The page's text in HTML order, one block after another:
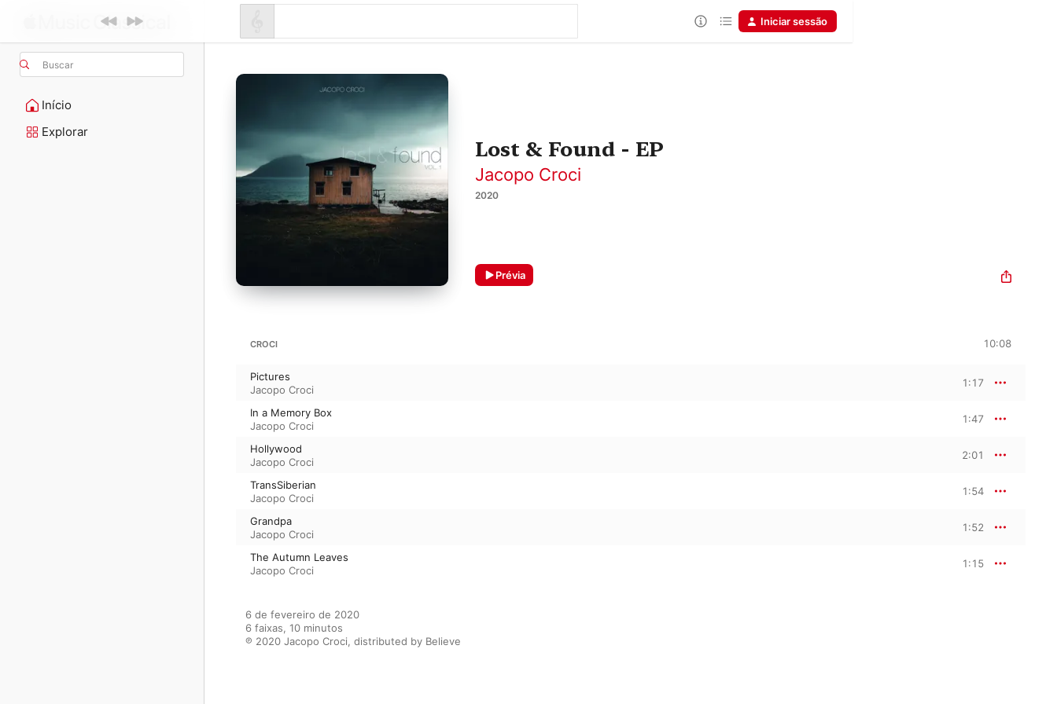
Buscar
Início
Explorar
Iniciar sessão
Lost & Found - EP
Jacopo Croci
2020
Prévia
CROCI 10:08
Pictures
Jacopo Croci
1:17
In a Memory Box
Jacopo Croci
1:47
Hollywood
Jacopo Croci
2:01
TransSiberian
Jacopo Croci
1:54
Grandpa
Jacopo Croci
1:52
The Autumn Leaves
Jacopo Croci
1:15
6 de fevereiro de 2020
6 faixas, 10 minutos
℗ 2020 Jacopo Croci, distributed by Believe